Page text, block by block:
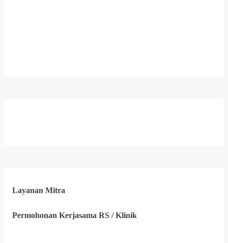
Layanan Mitra
Permohonan Kerjasama RS / Klinik